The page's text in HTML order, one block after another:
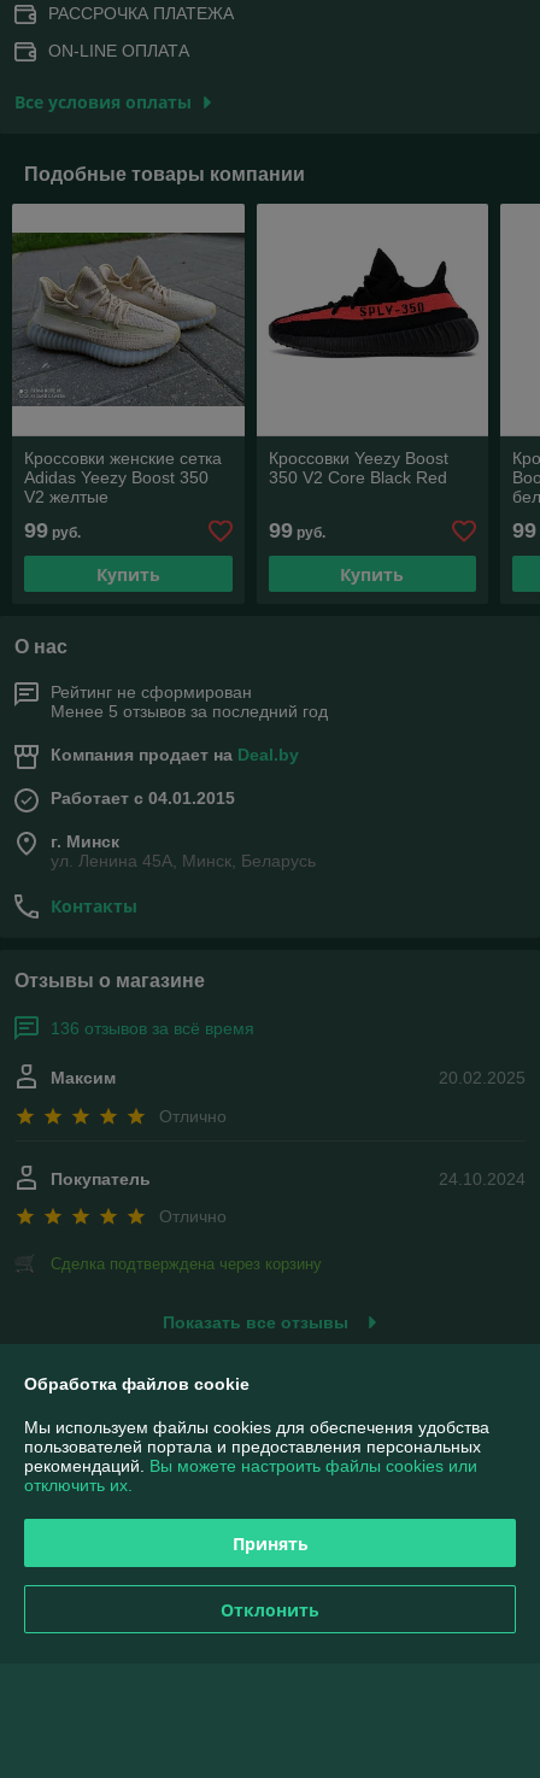
РАССРОЧКА ПЛАТЕЖА
ON-LINE ОПЛАТА
Все условия оплаты
Подобные товары компании
Кроссовки женские сетка
Adidas Yeezy Boost 350
V2 желтые
99 руб.
Купить
Кроссовки Yeezy Boost
350 V2 Core Black Red
99руб.
Купить
99
О нас
Рейтинг не сформирован
Менее 5 отзывов за последний год
Компания продает на Deal.by
Работает с 04.01.2015
г. Минск
ул. Ленина 45А, Минск, Беларусь
Контакты
Отзывы о магазине
136 отзывов за всё время
20.02.2025
Максим
Отлично
24.10.2024
Покупатель
Отлично
Сделка подтверждена через корзину
Показать все отзывы
Контакты
Доставка и оплата
Политика обработки cookies
Обработка файлов cookie
Мы используем файлы cookies для обеспечения удобства
пользователей портала и предоставления персональных
рекомендаций. Вы можете настроить файлы cookies или
отключить их.
Принять
Отклонить